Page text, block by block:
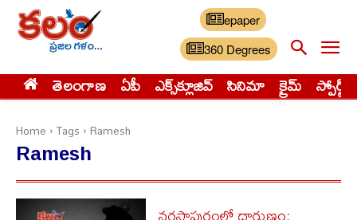
epaper
360 Degrees
తెలంగాణ ఏపీ ఎక్స్‌క్లూజివ్‌ సినిమా క్రైమ్ స్పోర్ట్స్
Home Tags Ramesh
Ramesh